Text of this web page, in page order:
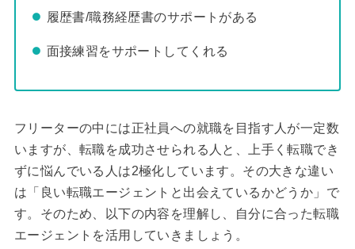
履歴書/職務経歴書のサポートがある
面接練習をサポートしてくれる
フリーターの中には正社員への就職を目指す人が一定数
いますが、転職を成功させられる人と、上手く転職でき
ずに悩んでいる人は2極化しています。その大きな違い
は「良い転職エージェントと出会えているかどうか」で
す。そのため、以下の内容を理解し、自分に合った転職
エージェントを活用していきましょう。